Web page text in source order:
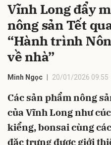
Vĩnh Long đẩy
nông sản Tết
“Hành trình
về nhà”
Minh Ngọc 20/01/2026 09:55
Các sản phẩm nông
của Vĩnh Long như
kiểng, bonsai cùng
đặc trưng được giới